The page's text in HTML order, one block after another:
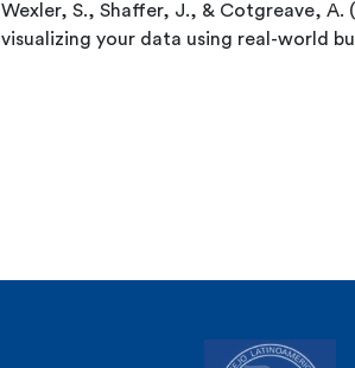
Wexler, S., Shaffer, J., & Cotgreave, A.
visualizing your data using real-world